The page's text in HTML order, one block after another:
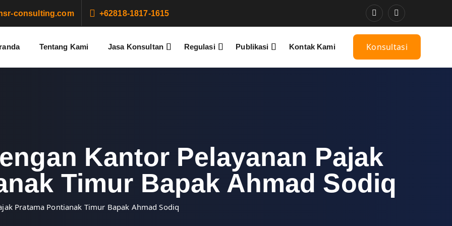
consulting.com +62818-1817-1615
Tentang Kami Jasa Konsultan Regulasi Publikasi Kontak Kami Konsultasi
Kantor Pelayanan Pajak
Timur Bapak Ahmad Sodiq
Pratama Pontianak Timur Bapak Ahmad Sodiq